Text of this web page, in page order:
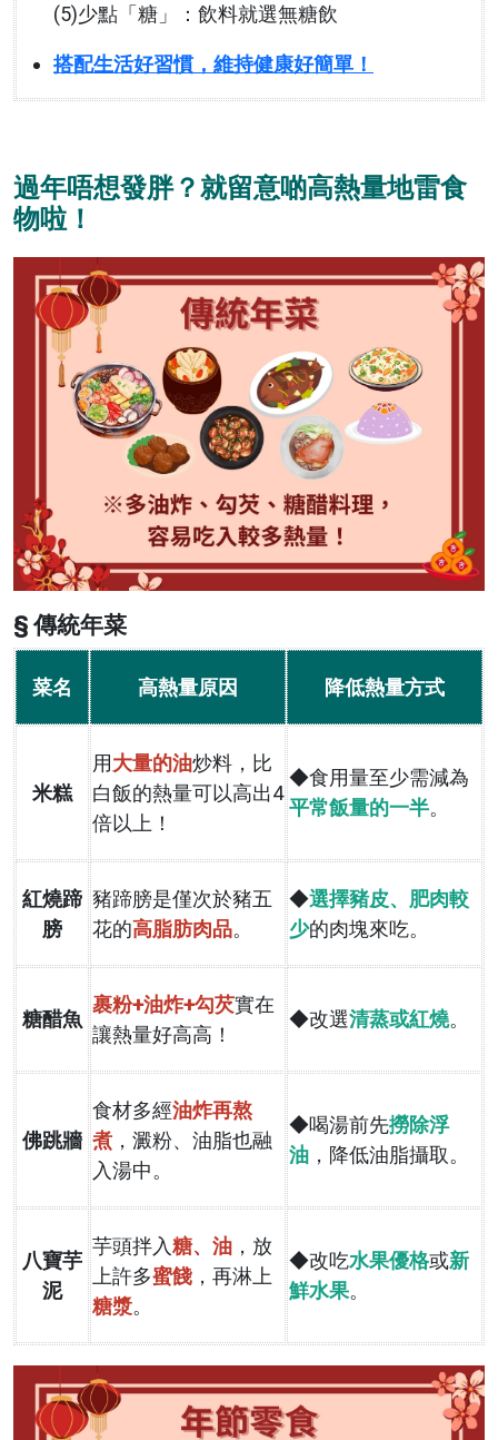
(5)少點「糖」：飲料就選無糖飲
搭配生活好習慣，維持健康好簡單！
過年唔想發胖？就留意啲高熱量地雷食
物啦！
§ 傳統年菜
菜名 高熱量原因 降低熱量方式
米糕
用大量的油炒料，比
白飯的熱量可以高出4
倍以上！
◆食用量至少需減為
平常飯量的一半。
紅燒蹄
膀
豬蹄膀是僅次於豬五
花的高脂肪肉品。
◆選擇豬皮、肥肉較
少的肉塊來吃。
糖醋魚
裹粉+油炸+勾芡實在
讓熱量好高高！
◆改選清蒸或紅燒。
佛跳牆
食材多經油炸再熬
煮 ，澱粉、油脂也融
入湯中。
◆喝湯前先撈除浮
油 ，降低油脂攝取。
八寶芋
泥
芋頭拌入糖、油 ，放
上許多蜜餞 ，再淋上
糖漿。
◆改吃水果優格或新
鮮水果。